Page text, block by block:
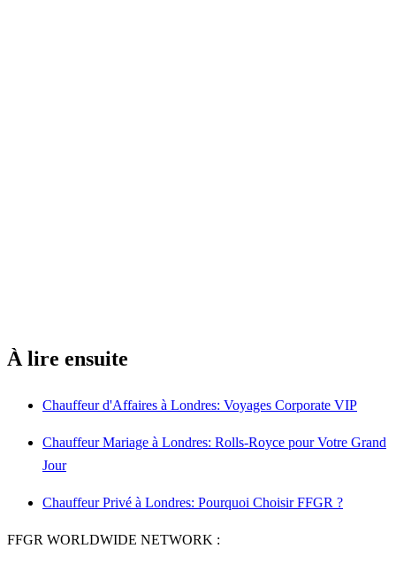
À lire ensuite
Chauffeur d'Affaires à Londres: Voyages Corporate VIP
Chauffeur Mariage à Londres: Rolls-Royce pour Votre Grand
Jour
Chauffeur Privé à Londres: Pourquoi Choisir FFGR ?
FFGR WORLDWIDE NETWORK :